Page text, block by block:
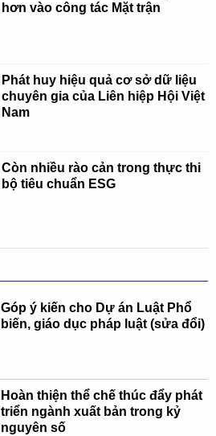
hơn vào công tác Mặt trận
Phát huy hiệu quả cơ sở dữ liệu
chuyên gia của Liên hiệp Hội Việt
Nam
Còn nhiều rào cản trong thực thi
bộ tiêu chuẩn ESG
Góp ý kiến cho Dự án Luật Phổ
biến, giáo dục pháp luật (sửa đổi)
Hoàn thiện thể chế thúc đẩy phát
triển ngành xuất bản trong kỷ
nguyên số